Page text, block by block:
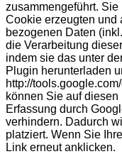
zusammengeführt.
Cookie erzeugten und
bezogenen Daten
die Verarbeitung
indem sie das unter
Plugin herunterladen
http://
können Sie auf
Erfassung durch
verhindern. Dadurch
platziert. Wenn Sie
Link erneut anklicken.